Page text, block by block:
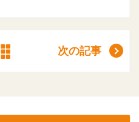
次の記事